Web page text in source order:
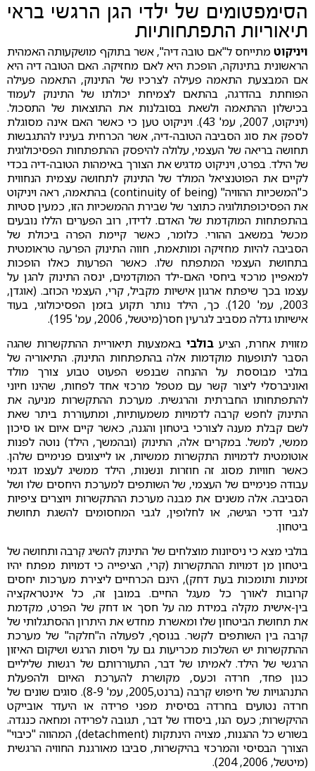
הסימפטומים של ילדי הגן הרגשי בראי
תיאוריות התפתחותיות
ויניקוט מתייחס ל"אם טובה דיה", אשר בתוקף מושקעותה האמהית
הראשונית בתינוקה, הופכת היא לאם מחזיקה. האם הטובה דיה היא
אם המבצעת התאמה פעילה לצרכיו של התינוק, התאמה פעילה
הפוחתת בהדרגה, בהתאם לצמיחת יכולתו של התינוק לעמוד
בכישלון ההתאמה ולשאת בסובלנות את התוצאות של התסכול.
(ויניקוט, 2007, עמ' 43). ויניקוט טען כי כאשר האם אינה מסוגלת
לספק את סוג הסביבה הטובה-דיה, אשר הכרחית בעיניו להתגבשות
תחושה בריאה של העצמי, עלולה להיפסק ההתפתחות הפסיכולוגית
של הילד. בפרט, ויניקוט מדגיש את הצורך באימהות הטובה-דיה בכדי
לקיים את הפוטנציאל המולד של התינוק לתחושה עצמית הנחווית
כ"המשכיות ההוויה" (continuity of being) בהתאמה, ראה ויניקוט
את הפסיכופתולוגיה כתוצר של שבירת ההמשכיות הזו, כמעין סטיות
בהתפתחות המוקדמת של האדם. לדידו, רוב הפערים הללו נובעים
מכשל במשאב ההורי. כלומר, כאשר קיימת הפרה ביכולת של
הסביבה להיות מחזיקה ומותאמת, חווה התינוק הפרעה טראומטית
בתחושת העצמי המתפתח שלו. כאשר הפרעות כאלו הופכות
למאפיין מרכזי ביחסי האם-ילד המוקדמים, ינסה התינוק להגן על
עצמו בכך שיפתח ארגון אישיות מקביל, קרי, העצמי הכוזב. (אוגדן,
2003, עמ' 120). כך, הילד נותר תקוע בזמן הפסיכולוגי, בעוד
אישיותו גדלה מסביב לגרעין חסר(מיטשל, 2006, עמ' 195).
מזווית אחרת, הציע בולבי באמצעות תיאוריית ההתקשרות שהגה
הסבר לתופעות מוקדמות אלה בהתפתחות התינוק. התיאוריה של
בולבי מבוססת על ההנחה שבנפש הפעוט טבוע צורך מולד
ואוניברסלי ליצור קשר עם מטפל מרכזי אחד לפחות, שהינו חיוני
להתפתחותו החברתית והרגשית. מערכת ההתקשרות מניעה את
התינוק לחפש קִרבה לדמויות משמעותיות, ומתעוררת ביתר שאת
לשם קבלת מענה לצורכי ביטחון והגנה, כאשר קיים איום או סיכון
ממשי, למשל. במקרים אלה, התינוק (ובהמשך, הילד) נוטה לפנות
אוטומטית לדמויות התקשרות ממשיות, או לייצוגים פנימיים שלהן.
כאשר חוויות מסוג זה חוזרות ונשנות, הילד ממשיג לעצמו דגמי
עבודה פנימיים של העצמי, של השותפים למערכת היחסים שלו ושל
הסביבה. אלה משנים את מבנה מערכת ההתקשרות ויוצרים ציפיות
לגבי דרכי הגישה, או לחלופין, לגבי המחסומים להשגת תחושת
ביטחון.
בולבי מצא כי ניסיונות מוצלחים של התינוק להשיג קִרבה ותחושה של
ביטחון מן דמויות ההתקשרות (קרי, הציפייה כי דמויות מפתח יהיו
זמינות ותומכות בעת דחק), הינם הכרחיים ליצירת מערכות יחסים
קרובות לאורך כל מעגל החיים. במובן זה, כל אינטראקציה
בין-אישית מקלה במידת מה על חסך או דחק של הפרט, מקדמת
את תחושת הביטחון שלו ומאשרת מחדש את היתרון ההסתגלותי של
קִרבה בין השותפים לקשר. בנוסף, לפעולה ה"חלקה" של מערכת
ההתקשרות יש השלכות מכריעות גם על ויסות הרגש ושיקום האיזון
הרגשי של הילד. לאמיתו של דבר, התעוררותם של רגשות שליליים
כגון פחד, חרדה וכעס, מקושרת להערכת האיום ולהפעלת
התנהגויות של חיפוש קִרבה (ברנט,2005, עמ' 8-9). סוגים שונים של
חרדה נטועים בחרדה בסיסית מפני פרידה או היעדר אובייקט
ההיקשרות; כעס הנו, ביסודו של דבר, תגובה לפרידה ומחאה כנגדה.
בשורש כל ההגנות, מצויה הינתקות (detachment), המהווה "כיבוי"
הצורך הבסיסי והמרכזי בהיקשרות, סביבו מאורגנת החוויה הרגשית
(מיטשל, 2006, 204).